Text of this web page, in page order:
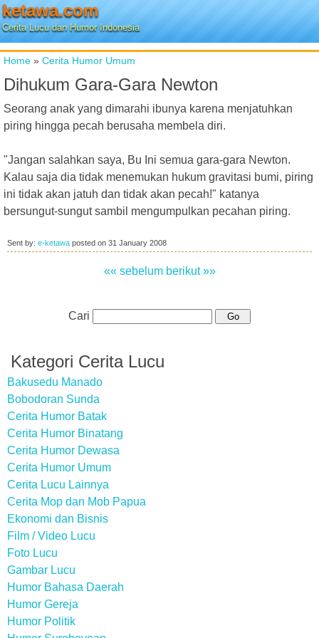
ketawa.com
Cerita Lucu dan Humor Indonesia
Home » Cerita Humor Umum
Dihukum Gara-Gara Newton
Seorang anak yang dimarahi ibunya karena menjatuhkan
piring hingga pecah berusaha membela diri.
"Jangan salahkan saya, Bu Ini semua gara-gara Newton.
Kalau saja dia tidak menemukan hukum gravitasi bumi, piring
ini tidak akan jatuh dan tidak akan pecah!" katanya
bersungut-sungut sambil mengumpulkan pecahan piring.
Sent by: e-ketawa posted on 31 January 2008
«« sebelum berikut »»
Cari
Kategori Cerita Lucu
Bakusedu Manado
Bobodoran Sunda
Cerita Humor Batak
Cerita Humor Binatang
Cerita Humor Dewasa
Cerita Humor Umum
Cerita Lucu Lainnya
Cerita Mop dan Mob Papua
Ekonomi dan Bisnis
Film / Video Lucu
Foto Lucu
Gambar Lucu
Humor Bahasa Daerah
Humor Gereja
Humor Politik